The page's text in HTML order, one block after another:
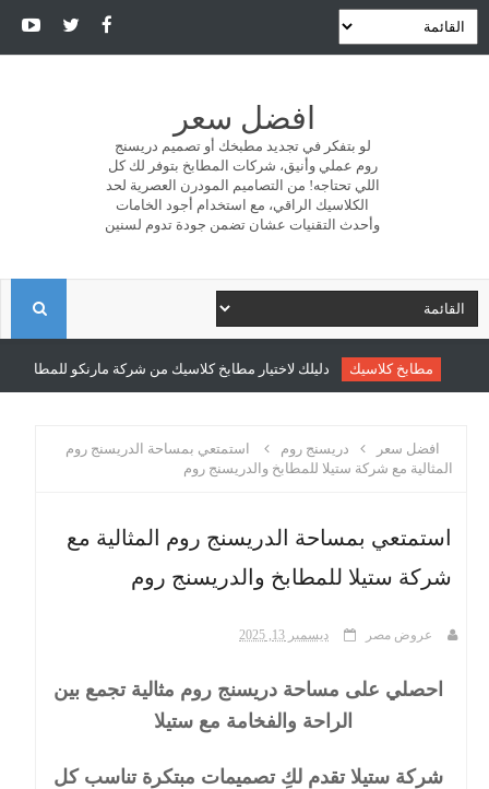
افضل سعر
لو بتفكر في تجديد مطبخك أو تصميم دريسنج
روم عملي وأنيق، شركات المطابخ بتوفر لك كل
اللي تحتاجه! من التصاميم المودرن العصرية لحد
الكلاسيك الراقي، مع استخدام أجود الخامات
وأحدث التقنيات عشان تضمن جودة تدوم لسنين
ا
مطابخ كلاسيك دليلك لاختيار مطابخ كلاسيك من شركة مارنكو للمطابخ
افضل سعر دريسنج روم
استمتعي بمساحة الدريسنج روم
المثالية مع شركة ستيلا للمطابخ والدريسنج روم
استمتعي بمساحة الدريسنج روم المثالية مع
شركة ستيلا للمطابخ والدريسنج روم
عروض مصر ديسمبر 13, 2025
احصلي على مساحة دريسنج روم مثالية تجمع بين
الراحة والفخامة مع ستيلا
شركة ستيلا تقدم لكِ تصميمات مبتكرة تناسب كل